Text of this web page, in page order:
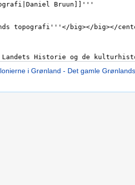
i Grønland - Det gamle